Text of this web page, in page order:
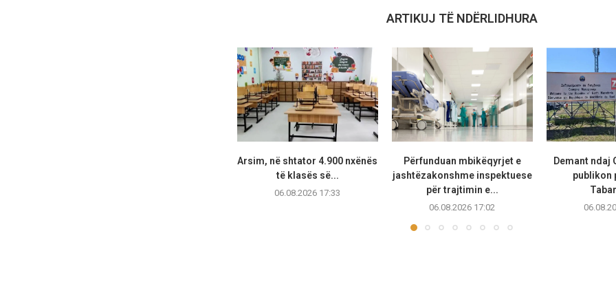
ARTIKUJ TË NDËRLIDHURA
Arsim, në shtator 4.900 nxënës
të klasës së...
06.08.2026 17:33
Përfunduan mbikëqyrjet e
jashtëzakonshme inspektuese
për trajtimin e...
06.08.2026 17:02
Demant ndaj
publikon